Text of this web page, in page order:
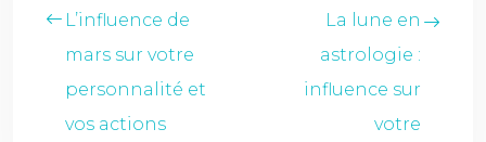
L’influence de
mars sur votre
personnalité et
vos actions
La lune en
astrologie :
influence sur
votre